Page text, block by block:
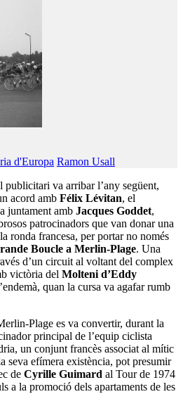
d'Europa Ramon Usall
va arribar l’any següent,
acord amb Félix Lévitan, el
juntament amb Jacques Goddet,
patrocinadors que van donar una
ronda francesa, per portar no només
Boucle a Merlin-Plage. Una
d’un circuit al voltant del complex
victòria del Molteni d’Eddy
quan la cursa va agafar rumb
Plage es va convertir, durant la
principal de l’equip ciclista
un conjunt francès associat al mític
seva efímera existència, pot presumir
de Cyrille Guimard al Tour de 1974
a la promoció dels apartaments de les